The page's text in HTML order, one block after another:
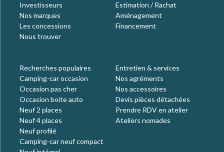
Investisseurs
Nos marques
Les concessions
Nous trouver
Estimation / Rachat
Aménagement
Financement
Recherches populaires
Camping-car occasion
Occasion pas cher
Occasion boite auto
Neuf 2 places
Neuf 4 places
Neuf profilé
Camping-car neuf compact
Entretien & services
Nos agréments
Nos accessoires
Devis pièces détachées
Prendre RDV en atelier
Ateliers nomades